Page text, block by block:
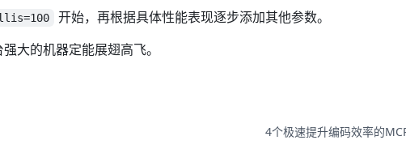
开始，再根据具体性能表现逐步添加其他参数。
大的机器定能展翅高飞。
4个极速提升编码效率的